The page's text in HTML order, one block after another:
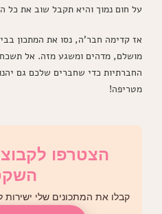
על חום נמוך והיא תקבל שוב את כל
אז קדימה חבר'ה, נסו את המתכון
מושלם, מדהים ומשגע מזה. אל
החברתיות כדי שחברים שלכם גם
מטריפה!
הצטרפו
קבלו את המתכונים שלי ישירות